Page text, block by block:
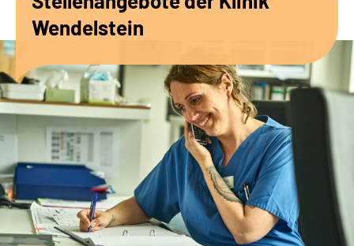
Karriere
Sozialdienste & Zuweisende
Suche
Leichte Sprache
Wendelstein